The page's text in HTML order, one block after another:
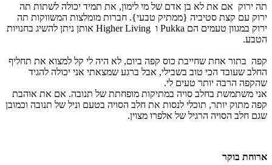
תה ירוק אם את לא בן אדם של מי לימון, את תמיד יכולה לשתות תה
ירוק עם קצת סטיביה {ממתיק טבעי}. חברות מומלצות המשווקות תה
ירוק במגוון טעמים הם Pukka ו Higher Living אותן ניתן להשיג בחנויות
הטבע.
קפה בתור אחת שחייבת כוס קפה ביום, לא היה לי קל למצוא את תחליף
החלב שעובד הכי טוב בשבילי, אבל ברגע שמצאתי אני יכולה להגיד
שהקפה הרבה יותר טעים לי.
אני משתמשת בחלב סויה במתיקות מופחתת של תנובה. אם את אוהבת
קפה מתוק יותר, תוכלי לנסות את חלב הסויה בטעם וניל של תנובה וכמובן
שגם חלב הסויה הרגיל של אלפרו מצוין.
ארוחת בוקר